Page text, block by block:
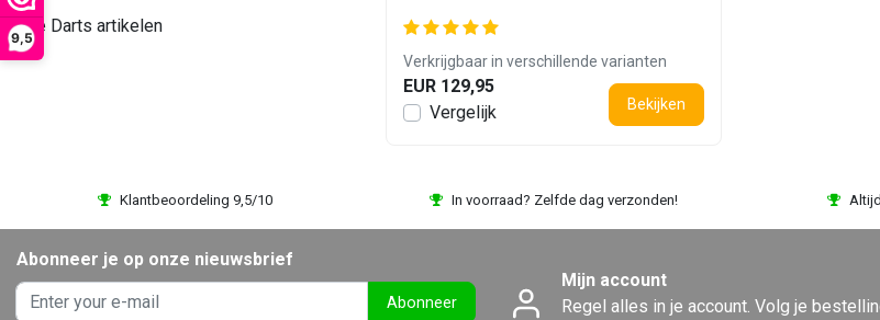
9,5
Alle Darts artikelen
Verkrijgbaar in verschillende varianten
EUR 129,95
Vergelijk
Bekijken
Klantbeoordeling 9,5/10 In voorraad? Zelfde dag verzonden!
Abonneer je op onze nieuwsbrief
Abonneer
Mijn account
Regel alles in je account. Volg je